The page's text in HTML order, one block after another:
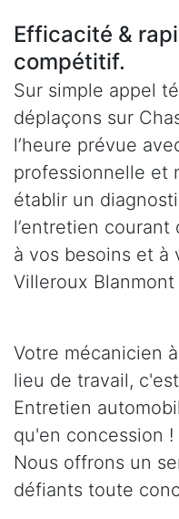
Efficacité &
compétitif.
Sur simple appel
déplaçons sur
l’heure prévue
professionnelle et
établir un
l’entretien
à vos besoins et à
Villeroux Blanmont
Votre mécanicien
lieu de travail,
Entretien
qu'en concession !
Nous offrons un
défiants toute